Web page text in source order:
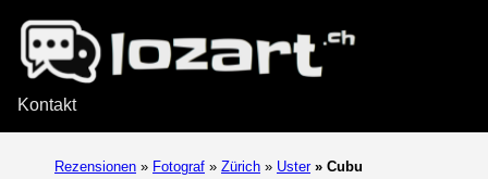
Kontakt
Rezensionen » Fotograf » Zürich » Uster » Cubu